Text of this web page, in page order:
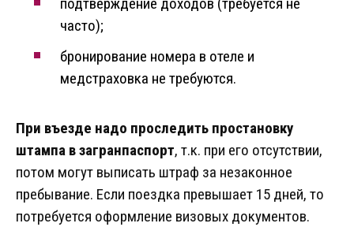
подтверждение доходов (требуется не
часто);
бронирование номера в отеле и
медстраховка не требуются.
При въезде надо проследить простановку
штампа в загранпаспорт, т.к. при его отсутствии,
потом могут выписать штраф за незаконное
пребывание. Если поездка превышает 15 дней, то
потребуется оформление визовых документов.